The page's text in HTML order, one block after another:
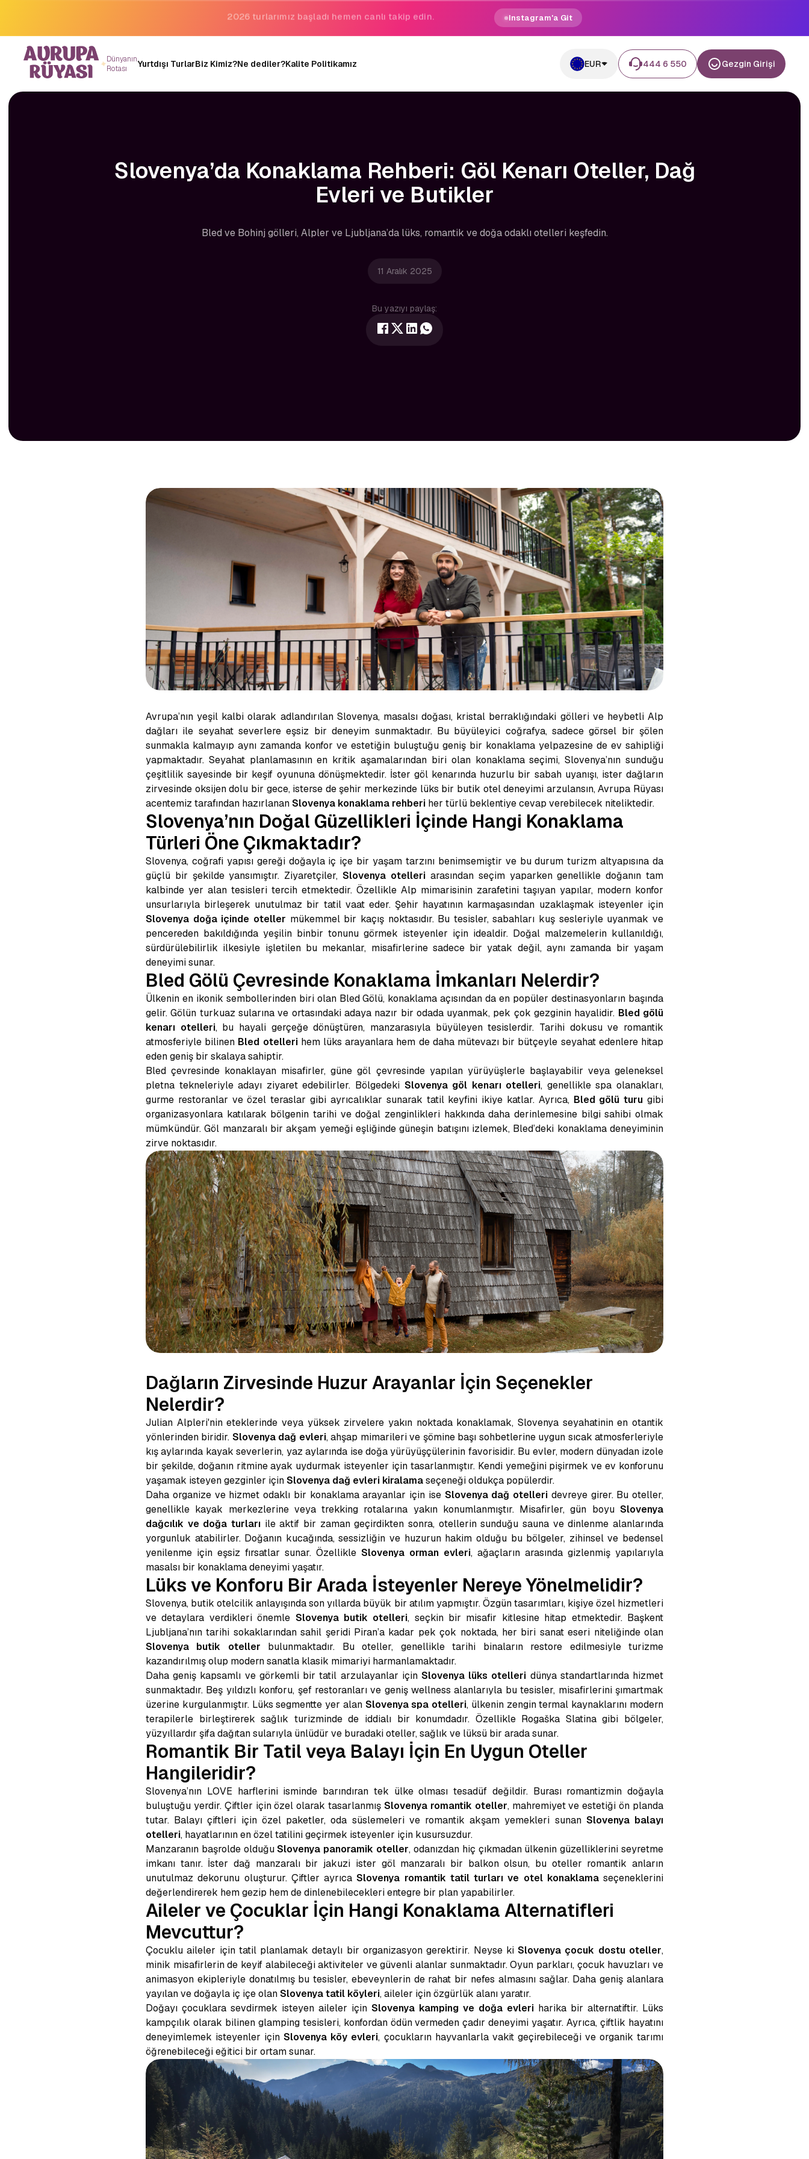
Binlerce gezginin hayali gerçek oluyor. Instagram'a Git
Dünyanın
Rotası
Yurtdışı TurlarBiz Kimiz?Ne dediler?Kalite Politikamız EUR 444 6 550 Gezgin Girişi
Slovenya’da Konaklama Rehberi: Göl Kenarı Oteller, Dağ
Evleri ve Butikler
Bled ve Bohinj gölleri, Alpler ve Ljubljana’da lüks, romantik ve doğa odaklı otelleri keşfedin.
11 Aralık 2025
Bu yazıyı paylaş:
Avrupa’nın yeşil kalbi olarak adlandırılan Slovenya, masalsı doğası, kristal berraklığındaki gölleri ve heybetli Alp
dağları ile seyahat severlere eşsiz bir deneyim sunmaktadır. Bu büyüleyici coğrafya, sadece görsel bir şölen
sunmakla kalmayıp aynı zamanda konfor ve estetiğin buluştuğu geniş bir konaklama yelpazesine de ev sahipliği
yapmaktadır. Seyahat planlamasının en kritik aşamalarından biri olan konaklama seçimi, Slovenya’nın sunduğu
çeşitlilik sayesinde bir keşif oyununa dönüşmektedir. İster göl kenarında huzurlu bir sabah uyanışı, ister dağların
zirvesinde oksijen dolu bir gece, isterse de şehir merkezinde lüks bir butik otel deneyimi arzulansın, Avrupa Rüyası
acentemiz tarafından hazırlananSlovenya konaklama rehberi her türlü beklentiye cevap verebilecek niteliktedir.
Slovenya’nın Doğal Güzellikleri İçinde Hangi Konaklama
Türleri Öne Çıkmaktadır?
Slovenya, coğrafi yapısı gereği doğayla iç içe bir yaşam tarzını benimsemiştir ve bu durum turizm altyapısına da
güçlü bir şekilde yansımıştır. Ziyaretçiler,Slovenya otelleri arasından seçim yaparken genellikle doğanın tam
kalbinde yer alan tesisleri tercih etmektedir. Özellikle Alp mimarisinin zarafetini taşıyan yapılar, modern konfor
unsurlarıyla birleşerek unutulmaz bir tatil vaat eder. Şehir hayatının karmaşasından uzaklaşmak isteyenler için
Slovenya doğa içinde oteller mükemmel bir kaçış noktasıdır. Bu tesisler, sabahları kuş sesleriyle uyanmak ve
pencereden bakıldığında yeşilin binbir tonunu görmek isteyenler için idealdir. Doğal malzemelerin kullanıldığı,
sürdürülebilirlik ilkesiyle işletilen bu mekanlar, misafirlerine sadece bir yatak değil, aynı zamanda bir yaşam
deneyimi sunar.
Bled Gölü Çevresinde Konaklama İmkanları Nelerdir?
Ülkenin en ikonik sembollerinden biri olan Bled Gölü, konaklama açısından da en popüler destinasyonların başında
gelir. Gölün turkuaz sularına ve ortasındaki adaya nazır bir odada uyanmak, pek çok gezginin hayalidir. Bled gölü
kenarı otelleri, bu hayali gerçeğe dönüştüren, manzarasıyla büyüleyen tesislerdir. Tarihi dokusu ve romantik
atmosferiyle bilinen Bled otellerihem lüks arayanlara hem de daha mütevazı bir bütçeyle seyahat edenlere hitap
eden geniş bir skalaya sahiptir.
Bled çevresinde konaklayan misafirler, güne göl çevresinde yapılan yürüyüşlerle başlayabilir veya geleneksel
pletna tekneleriyle adayı ziyaret edebilirler. Bölgedeki Slovenya göl kenarı otelleri, genellikle spa olanakları,
gurme restoranlar ve özel teraslar gibi ayrıcalıklar sunarak tatil keyfini ikiye katlar. Ayrıca, Bled gölü turu gibi
organizasyonlara katılarak bölgenin tarihi ve doğal zenginlikleri hakkında daha derinlemesine bilgi sahibi olmak
mümkündür. Göl manzaralı bir akşam yemeği eşliğinde güneşin batışını izlemek, Bled’deki konaklama deneyiminin
zirve noktasıdır.
Dağların Zirvesinde Huzur Arayanlar İçin Seçenekler
Nelerdir?
Julian Alpleri'nin eteklerinde veya yüksek zirvelere yakın noktada konaklamak, Slovenya seyahatinin en otantik
yönlerinden biridir. Slovenya dağ evleri, ahşap mimarileri ve şömine başı sohbetlerine uygun sıcak atmosferleriyle
kış aylarında kayak severlerin, yaz aylarında ise doğa yürüyüşçülerinin favorisidir. Bu evler, modern dünyadan izole
bir şekilde, doğanın ritmine ayak uydurmak isteyenler için tasarlanmıştır. Kendi yemeğini pişirmek ve ev konforunu
yaşamak isteyen gezginler içinSlovenya dağ evleri kiralamaseçeneği oldukça popülerdir.
Daha organize ve hizmet odaklı bir konaklama arayanlar için ise Slovenya dağ otelleri devreye girer. Bu oteller,
genellikle kayak merkezlerine veya trekking rotalarına yakın konumlanmıştır. Misafirler, gün boyu Slovenya
dağcılık ve doğa turları ile aktif bir zaman geçirdikten sonra, otellerin sunduğu sauna ve dinlenme alanlarında
yorgunluk atabilirler. Doğanın kucağında, sessizliğin ve huzurun hakim olduğu bu bölgeler, zihinsel ve bedensel
yenilenme için eşsiz fırsatlar sunar. Özellikle Slovenya orman evleri, ağaçların arasında gizlenmiş yapılarıyla
masalsı bir konaklama deneyimi yaşatır.
Lüks ve Konforu Bir Arada İsteyenler Nereye Yönelmelidir?
Slovenya, butik otelcilik anlayışında son yıllarda büyük bir atılım yapmıştır. Özgün tasarımları, kişiye özel hizmetleri
ve detaylara verdikleri önemle Slovenya butik otelleri, seçkin bir misafir kitlesine hitap etmektedir. Başkent
Ljubljana’nın tarihi sokaklarından sahil şeridi Piran’a kadar pek çok noktada, her biri sanat eseri niteliğinde olan
Slovenya butik oteller bulunmaktadır. Bu oteller, genellikle tarihi binaların restore edilmesiyle turizme
kazandırılmış olup modern sanatla klasik mimariyi harmanlamaktadır.
Daha geniş kapsamlı ve görkemli bir tatil arzulayanlar için Slovenya lüks otelleri dünya standartlarında hizmet
sunmaktadır. Beş yıldızlı konforu, şef restoranları ve geniş wellness alanlarıyla bu tesisler, misafirlerini şımartmak
üzerine kurgulanmıştır. Lüks segmentte yer alan Slovenya spa otelleri, ülkenin zengin termal kaynaklarını modern
terapilerle birleştirerek sağlık turizminde de iddialı bir konumdadır. Özellikle Rogaška Slatina gibi bölgeler,
yüzyıllardır şifa dağıtan sularıyla ünlüdür ve buradaki oteller, sağlık ve lüksü bir arada sunar.
Romantik Bir Tatil veya Balayı İçin En Uygun Oteller
Hangileridir?
Slovenya’nın LOVE harflerini isminde barındıran tek ülke olması tesadüf değildir. Burası romantizmin doğayla
buluştuğu yerdir. Çiftler için özel olarak tasarlanmış Slovenya romantik oteller, mahremiyet ve estetiği ön planda
tutar. Balayı çiftleri için özel paketler, oda süslemeleri ve romantik akşam yemekleri sunan Slovenya balayı
otelleri, hayatlarının en özel tatilini geçirmek isteyenler için kusursuzdur.
Manzaranın başrolde olduğuSlovenya panoramik oteller, odanızdan hiç çıkmadan ülkenin güzelliklerini seyretme
imkanı tanır. İster dağ manzaralı bir jakuzi ister göl manzaralı bir balkon olsun, bu oteller romantik anların
unutulmaz dekorunu oluşturur. Çiftler ayrıcaSlovenya romantik tatil turları ve otel konaklamaseçeneklerini
değerlendirerek hem gezip hem de dinlenebilecekleri entegre bir plan yapabilirler.
Aileler ve Çocuklar İçin Hangi Konaklama Alternatifleri
Mevcuttur?
Çocuklu aileler için tatil planlamak detaylı bir organizasyon gerektirir. Neyse kiSlovenya çocuk dostu oteller,
minik misafirlerin de keyif alabileceği aktiviteler ve güvenli alanlar sunmaktadır. Oyun parkları, çocuk havuzları ve
animasyon ekipleriyle donatılmış bu tesisler, ebeveynlerin de rahat bir nefes almasını sağlar. Daha geniş alanlara
yayılan ve doğayla iç içe olanSlovenya tatil köyleri, aileler için özgürlük alanı yaratır.
Doğayı çocuklara sevdirmek isteyen aileler için Slovenya kamping ve doğa evleri harika bir alternatiftir. Lüks
kampçılık olarak bilinen glamping tesisleri, konfordan ödün vermeden çadır deneyimi yaşatır. Ayrıca, çiftlik hayatını
deneyimlemek isteyenler içinSlovenya köy evleri, çocukların hayvanlarla vakit geçirebileceği ve organik tarımı
öğrenebileceği eğitici bir ortam sunar.